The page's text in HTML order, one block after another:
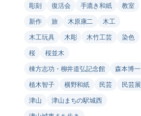
彫刻
復活会 手漉き和紙
教室
新作
旅 木原康二
木工
木工玩具
木彫 木竹工芸
染色
桜
桜並木
棟方志功・柳井道弘記念館
森本博一
植木智子
横野和紙 民芸
民芸展
津山
津山まちの駅城西